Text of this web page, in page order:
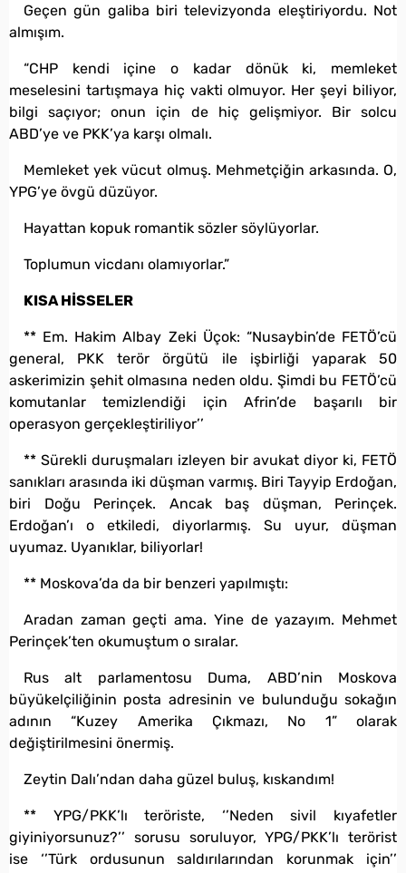
Geçen gün galiba biri televizyonda eleştiriyordu. Not
almışım.
“CHP kendi içine o kadar dönük ki, memleket
meselesini tartışmaya hiç vakti olmuyor. Her şeyi biliyor,
bilgi saçıyor; onun için de hiç gelişmiyor. Bir solcu
ABD’ye ve PKK’ya karşı olmalı.
Memleket yek vücut olmuş. Mehmetçiğin arkasında. O,
YPG’ye övgü düzüyor.
Hayattan kopuk romantik sözler söylüyorlar.
Toplumun vicdanı olamıyorlar.”
KISA HİSSELER
** Em. Hakim Albay Zeki Üçok: “Nusaybin’de FETÖ’cü
general, PKK terör örgütü ile işbirliği yaparak 50
askerimizin şehit olmasına neden oldu. Şimdi bu FETÖ’cü
komutanlar temizlendiği için Afrin’de başarılı bir
operasyon gerçekleştiriliyor’’
** Sürekli duruşmaları izleyen bir avukat diyor ki, FETÖ
sanıkları arasında iki düşman varmış. Biri Tayyip Erdoğan,
biri Doğu Perinçek. Ancak baş düşman, Perinçek.
Erdoğan’ı o etkiledi, diyorlarmış. Su uyur, düşman
uyumaz. Uyanıklar, biliyorlar!
** Moskova’da da bir benzeri yapılmıştı:
Aradan zaman geçti ama. Yine de yazayım. Mehmet
Perinçek’ten okumuştum o sıralar.
Rus alt parlamentosu Duma, ABD’nin Moskova
büyükelçiliğinin posta adresinin ve bulunduğu sokağın
adının “Kuzey Amerika Çıkmazı, No 1” olarak
değiştirilmesini önermiş.
Zeytin Dalı’ndan daha güzel buluş, kıskandım!
** YPG/PKK’lı teröriste, ‘’Neden sivil kıyafetler
giyiniyorsunuz?’’ sorusu soruluyor, YPG/PKK’lı terörist
ise ‘’Türk ordusunun saldırılarından korunmak için’’